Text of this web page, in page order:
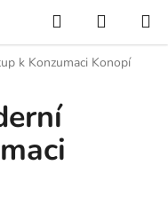
Hledat
KOŠÍK
k Konzumaci Konopí